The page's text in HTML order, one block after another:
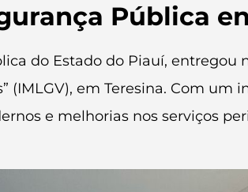
Pública
do Estado do Piauí,
(IMLGV), em Teresina. Com
e melhorias nos serviços